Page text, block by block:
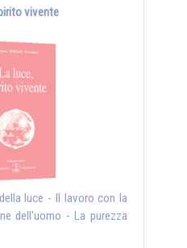
vivente
luce - Il lavoro con la
dell'uomo - La purezza